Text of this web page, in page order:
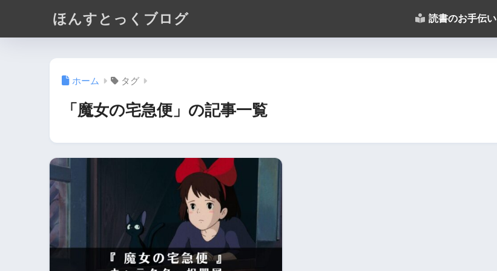
ほんすとっくブログ 読書のお手伝い
ホーム タグ
「魔女の宅急便」の記事一覧